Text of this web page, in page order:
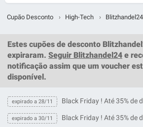
Cupão Desconto › High-Tech › Blitzhandel24
Estes cupões de desconto
expiraram. Seguir Blitzhandel24 e
notificação assim que um voucher
disponível.
expirado a 28/11 Black Friday ! Até 35% de
expirado a 30/11 Black Friday ! Até 35% de